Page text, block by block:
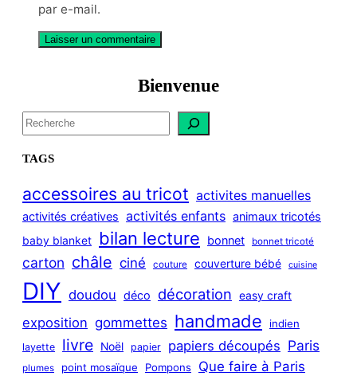
par e-mail.
Bienvenue
S
e
a
c
h
TAGS
accessoires au tricot activites manuelles
activités créatives activités enfants animaux tricotés
baby blanket bilan lecture bonnet bonnet tricoté
carton châle ciné couture couverture bébé cuisine
DIY doudou déco décoration easy craft
exposition gommettes handmade indien
layette livre Noël papier papiers découpés Paris
plumes point mosaïque Pompons Que faire à Paris